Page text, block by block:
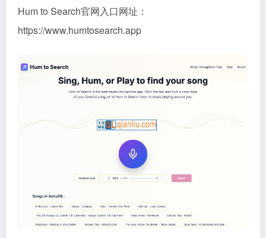
Hum to Search官网入口网址：
https://www.humtosearch.app